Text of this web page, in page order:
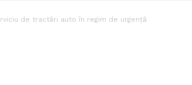
de tractări auto în regim de urgență